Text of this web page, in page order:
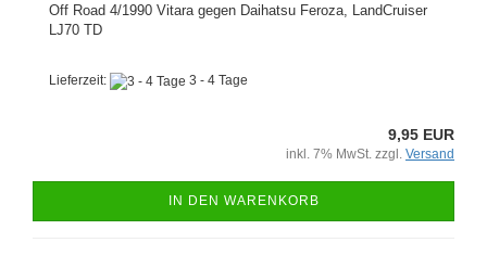
Off Road 4/1990 Vitara gegen Daihatsu Feroza, LandCruiser
LJ70 TD
Lieferzeit: 3 - 4 Tage
9,95 EUR
inkl. 7% MwSt. zzgl. Versand
IN DEN WARENKORB